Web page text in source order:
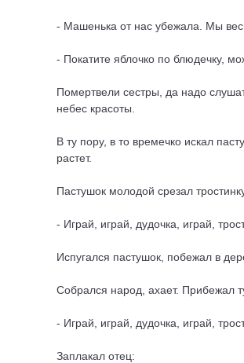
- Машенька от нас убежала. Мы
- Покатите яблочко по блюдечку,
Помертвели сестры, да надо
небес красоты.
В ту пору, в то времечко искал
растет.
Пастушок молодой срезал
- Играй, играй, дудочка, играй,
Испугался пастушок, побежал в
Собрался народ, ахает. Прибежал
- Играй, играй, дудочка, играй,
Заплакал отец: